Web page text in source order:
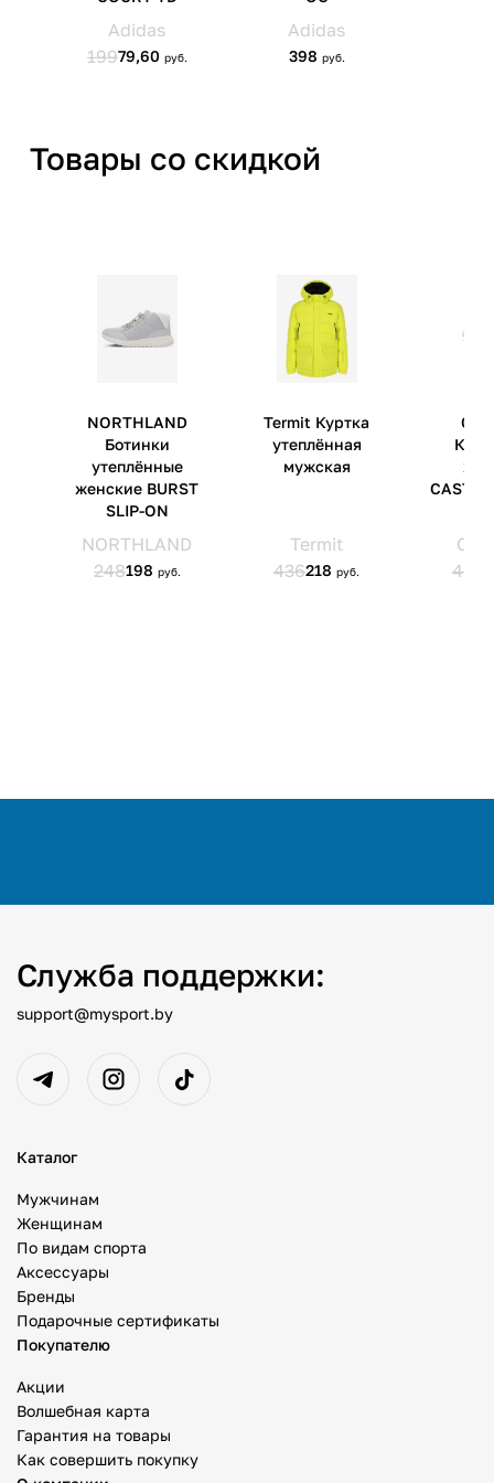
Товары со скидкой
Служба поддержки:
support@mysport.by
Каталог
Мужчинам
Женщинам
По видам спорта
Аксессуары
Бренды
Подарочные сертификаты
Покупателю
Акции
Волшебная карта
Гарантия на товары
Как совершить покупку